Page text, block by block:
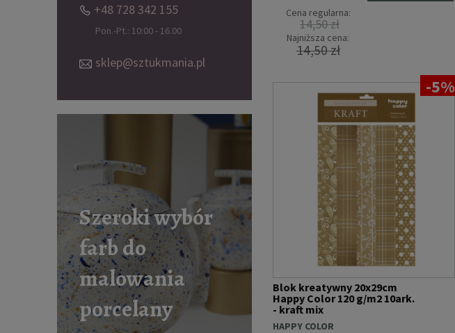
+48 728 342 155
Pon.-Pt.: 10:00 - 16.00
sklep@sztukmania.pl
Szeroki wybór
farb do
malowania
porcelany
Cena regularna:
14,50 zł
Najniższa cena:
14,50 zł
Blok kreatywny 20x29cm
Happy Color 120 g/m2 10ark.
- kraft mix
HAPPY COLOR
-5%